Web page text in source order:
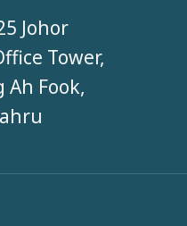
Johor
Tower,
Ah Fook,